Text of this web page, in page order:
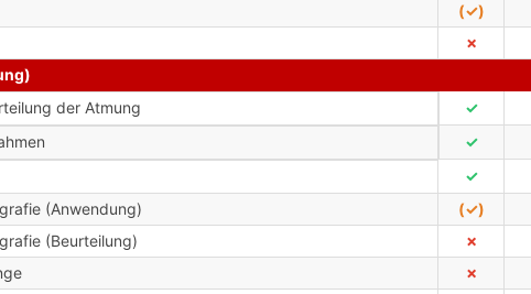
(✓)
✗
der Atmung
✓
✓
✓
(Anwendung)
(✓)
(Beurteilung)
✗
✗